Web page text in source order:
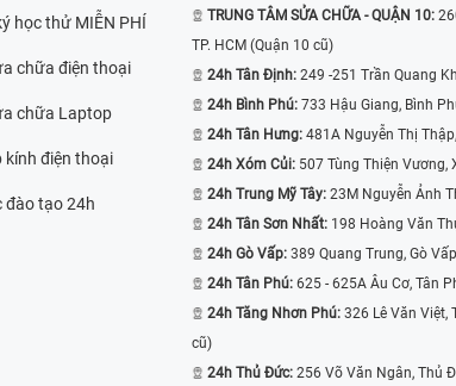
học thử MIỄN PHÍ
chữa điện thoại
chữa Laptop
kính điện thoại
đào tạo 24h
TRUNG TÂM SỬA CHỮA - QUẬN 10:
TP. HCM (Quận 10 cũ)
24h Tân Định: 249 -251 Trần Quang
24h Bình Phú: 733 Hậu Giang, Bình
24h Tân Hưng: 481A Nguyễn Thị
24h Xóm Củi: 507 Tùng Thiện Vương,
24h Trung Mỹ Tây: 23M Nguyễn Ảnh
24h Tân Sơn Nhất: 198 Hoàng Văn
24h Gò Vấp: 389 Quang Trung, Gò
24h Tân Phú: 625 - 625A Âu Cơ, Tân
24h Tăng Nhơn Phú: 326 Lê Văn Việt,
cũ)
24h Thủ Đức: 256 Võ Văn Ngân, Thủ